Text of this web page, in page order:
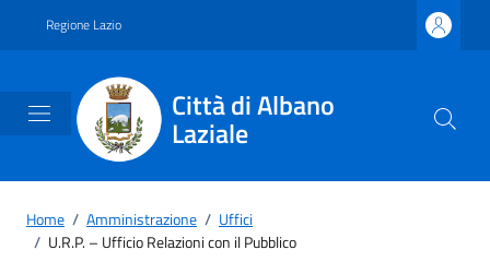
Regione Lazio
Città di Albano
Laziale
Home / Amministrazione / Uffici
/ U.R.P. – Ufficio Relazioni con il Pubblico